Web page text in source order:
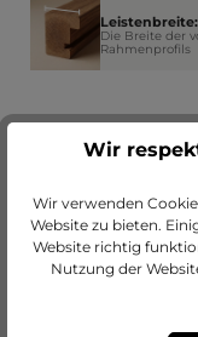
Leistenbreite:
Die Breite der
Rahmenprofils
Wir
Wir verwenden
Website zu bieten.
Website richtig
Nutzung der